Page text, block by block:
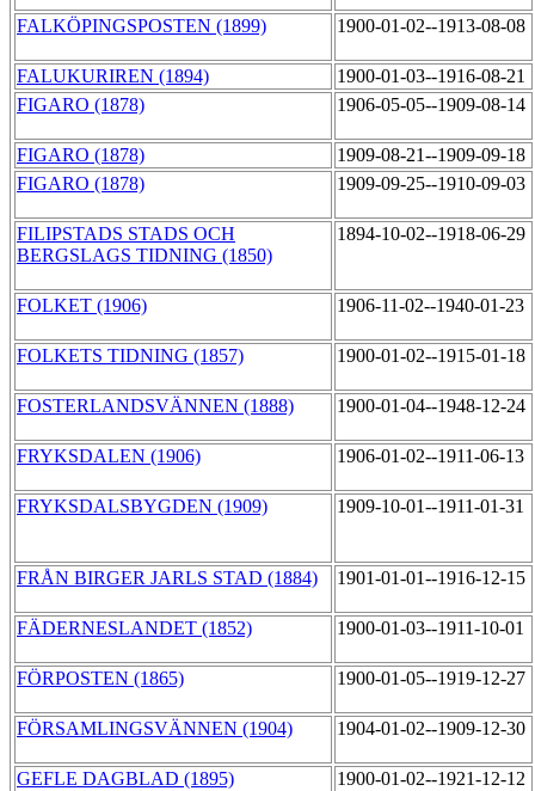
FALKÖPINGSPOSTEN (1899) 1900-01-02--1913-08-08
FALUKURIREN (1894)
1900-01-03--1916-08-21
FIGARO (1878)
1906-05-05--1909-08-14
FIGARO (1878)
1909-08-21--1909-09-18
FIGARO (1878)
1909-09-25--1910-09-03
FILIPSTADS STADS OCH
BERGSLAGS TIDNING (1850)
1894-10-02--1918-06-29
FOLKET (1906) 1906-11-02--1940-01-23
FOLKETS TIDNING (1857) 1900-01-02--1915-01-18
FOSTERLANDSVÄNNEN (1888) 1900-01-04--1948-12-24
FRYKSDALEN (1906) 1906-01-02--1911-06-13
FRYKSDALSBYGDEN (1909) 1909-10-01--1911-01-31
FRÅN BIRGER JARLS STAD (1884) 1901-01-01--1916-12-15
FÄDERNESLANDET (1852) 1900-01-03--1911-10-01
FÖRPOSTEN (1865) 1900-01-05--1919-12-27
FÖRSAMLINGSVÄNNEN (1904) 1904-01-02--1909-12-30
GEFLE DAGBLAD (1895) 1900-01-02--1921-12-12